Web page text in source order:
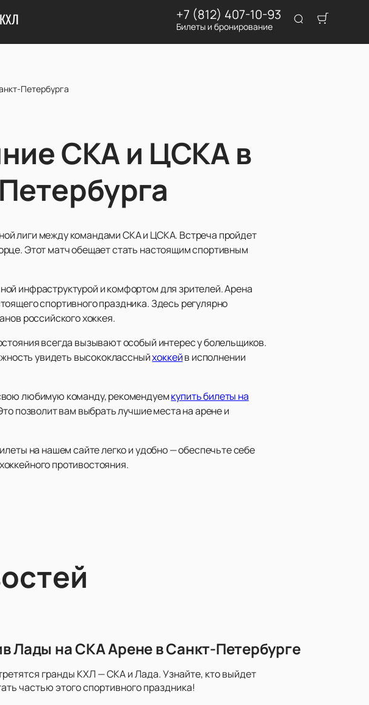
КХЛ +7 (812) 407-10-93
Билеты и бронирование
Петербурга
СКА и ЦСКА в
лиги между командами СКА и ЦСКА. Встреча пройдет
Этот матч обещает стать настоящим спортивным
инфраструктурой и комфортом для зрителей. Арена
спортивного праздника. Здесь регулярно
российского хоккея.
всегда вызывают особый интерес у болельщиков.
увидеть высококлассныйхоккейв исполнении
любимую команду, рекомендуемкупить билеты на
позволит вам выбрать лучшие места на арене и
на нашем сайте легко и удобно — обеспечьте себе
противостояния.
Лады на СКА Арене в Санкт-Петербурге
гранды КХЛ — СКА и Лада. Узнайте, кто выйдет
частью этого спортивного праздника!